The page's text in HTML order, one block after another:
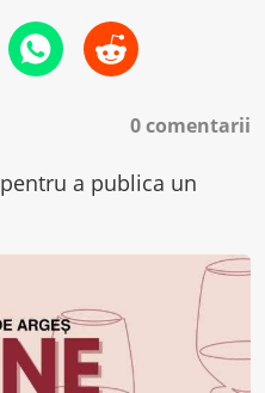
0 comentarii
pentru a publica un